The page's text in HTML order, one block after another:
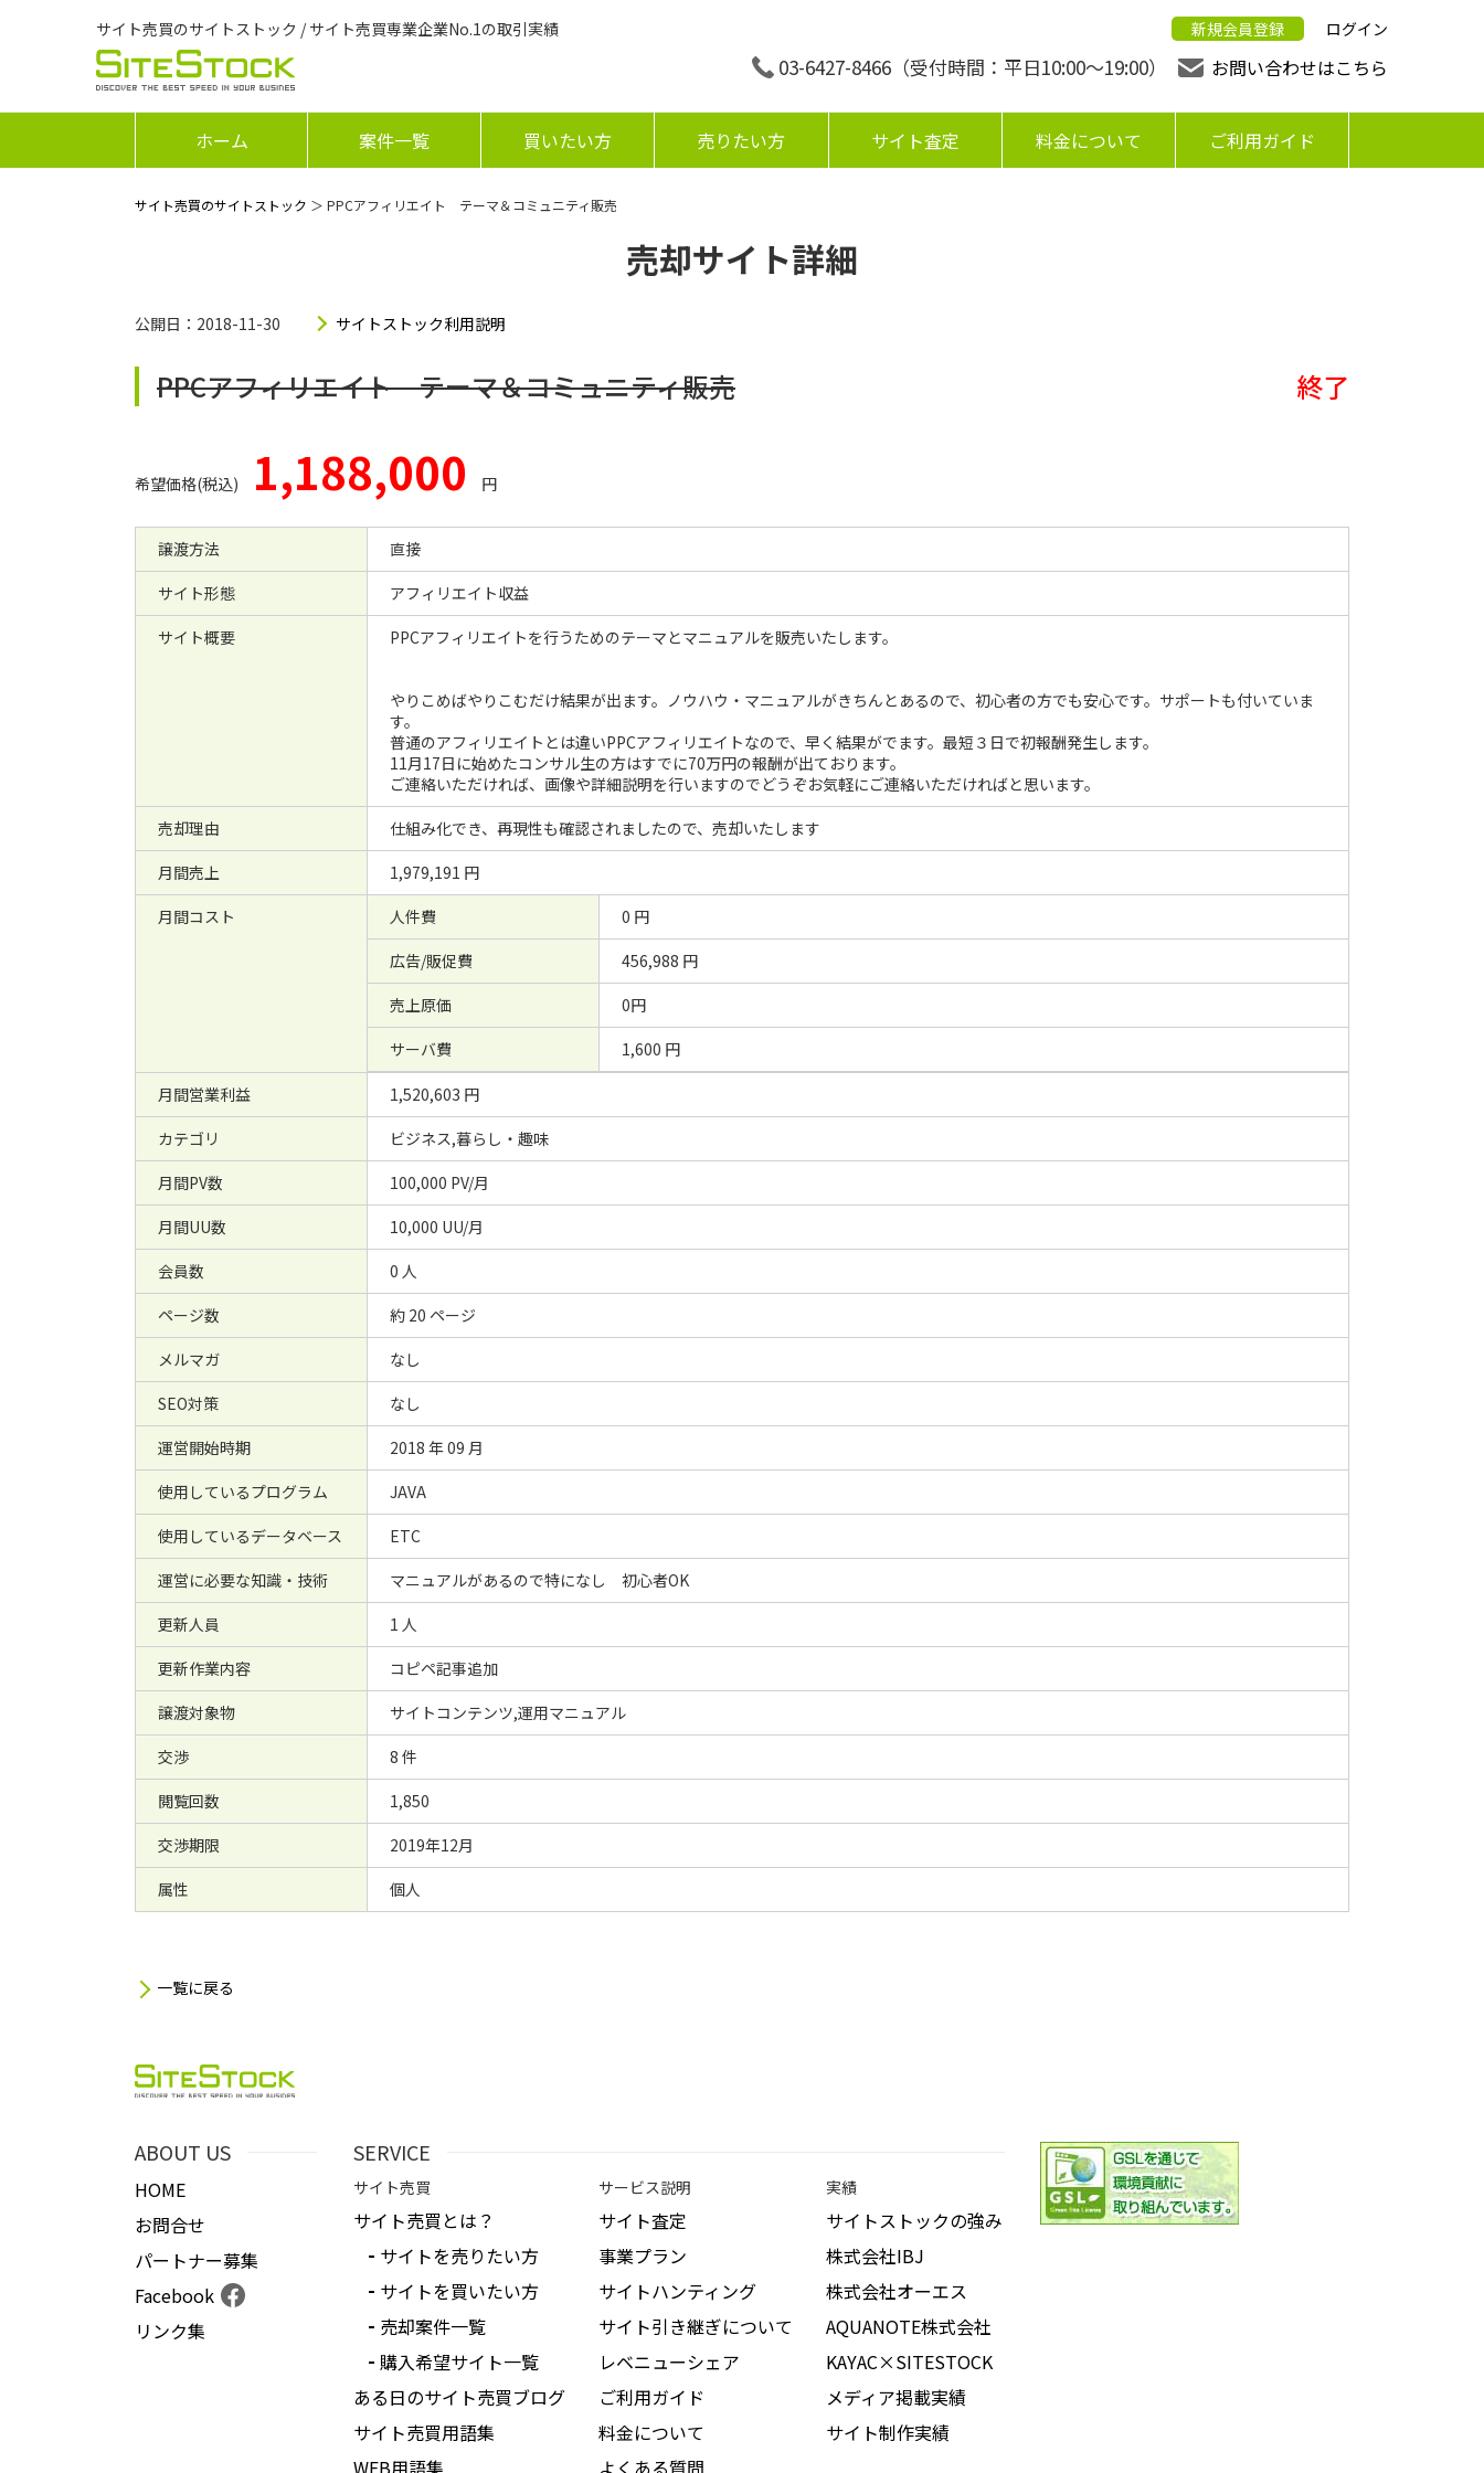
サイト売買のサイトストック / サイト売買専業企業No.1の取引実績 新規会員登録 ログイン
03-6427-8466 （受付時間：平日10:00〜19:00） お問い合わせはこちら
ホーム 案件一覧 買いたい方 売りたい方 サイト査定 料金について ご利用ガイド
サイト売買のサイトストック ＞ PPCアフィリエイト テーマ＆コミュニティ販売
売却サイト詳細
公開日：2018-11-30 サイトストック利用説明
PPCアフィリエイト テーマ＆コミュニティ販売 終了
希望価格(税込) 1,188,000 円
譲渡方法
直接
サイト形態
アフィリエイト収益
サイト概要
PPCアフィリエイトを行うためのテーマとマニュアルを販売いたします。
やりこめばやりこむだけ結果が出ます。ノウハウ・マニュアルがきちんとあるので、初心者の方でも安心です。サポートも付いていま
す。
普通のアフィリエイトとは違いPPCアフィリエイトなので、早く結果がでます。最短３日で初報酬発生します。
11月17日に始めたコンサル生の方はすでに70万円の報酬が出ております。
ご連絡いただければ、画像や詳細説明を行いますのでどうぞお気軽にご連絡いただければと思います。
売却理由
仕組み化でき、再現性も確認されましたので、売却いたします
月間売上
1,979,191 円
月間コスト
人件費
0 円
広告/販促費
456,988 円
売上原価
0円
サーバ費
1,600 円
月間営業利益
1,520,603 円
カテゴリ
ビジネス,暮らし・趣味
月間PV数
100,000 PV/月
月間UU数
10,000 UU/月
会員数
0 人
ページ数
約 20 ページ
メルマガ
なし
SEO対策
なし
運営開始時期
2018 年 09 月
使用しているプログラム
JAVA
使用しているデータベース
ETC
運営に必要な知識・技術
マニュアルがあるので特になし 初心者OK
更新人員
1 人
更新作業内容
コピペ記事追加
譲渡対象物
サイトコンテンツ,運用マニュアル
交渉
8 件
閲覧回数
1,850
交渉期限
2019年12月
属性
個人
一覧に戻る
ABOUT US
HOME
お問合せ
パートナー募集
Facebook
リンク集
SERVICE
サイト売買
サイト売買とは？
サイトを売りたい方
サイトを買いたい方
売却案件一覧
購入希望サイト一覧
ある日のサイト売買ブログ
サイト売買用語集
WEB用語集
サービス説明
サイト査定
事業プラン
サイトハンティング
サイト引き継ぎについて
レベニューシェア
ご利用ガイド
料金について
よくある質問
実績
サイトストックの強み
株式会社IBJ
株式会社オーエス
AQUANOTE株式会社
KAYAC×SITESTOCK
メディア掲載実績
サイト制作実績